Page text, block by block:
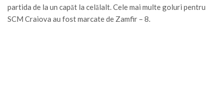
partida de la un capăt la celălalt. Cele mai multe goluri pentru
SCM Craiova au fost marcate de Zamfir – 8.